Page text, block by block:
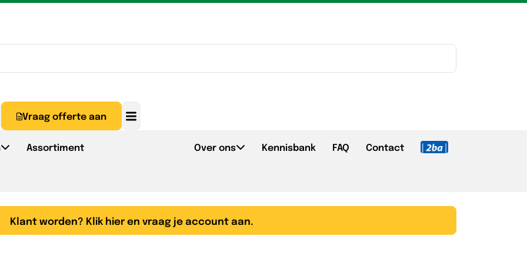
Vraag offerte aan
Assortiment Over ons Kennisbank FAQ Contact
Klant worden? Klik hier en vraag je account aan.